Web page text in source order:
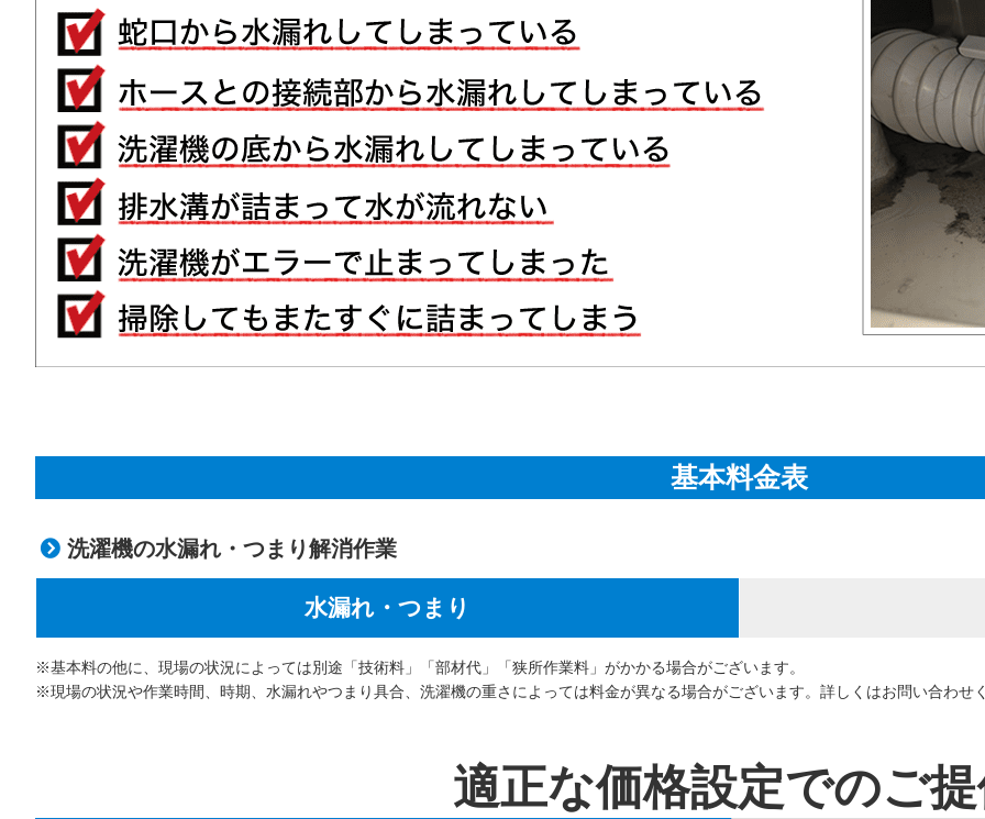
基本料金表
洗濯機の水漏れ・つまり解消作業
水漏れ・つまり
※基本料の他に、現場の状況によっては別途「技術料」「部材代」「狭所作業料」がかかる場合がございます。
※現場の状況や作業時間、時期、水漏れやつまり具合、洗濯機の重さによっては料金が異なる場合がございます。詳しくはお問い合わせ
適正な価格設定でのご